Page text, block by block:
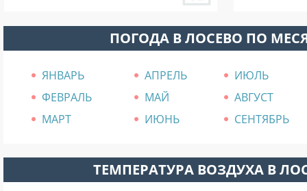
ПОГОДА В ЛОСЕВО ПО
ЯНВАРЬ АПРЕЛЬ
ИЮЛЬ
ФЕВРАЛЬ
МАЙ
АВГУСТ
МАРТ
ИЮНЬ СЕНТЯБРЬ
ТЕМПЕРАТУРА ВОЗДУХА В